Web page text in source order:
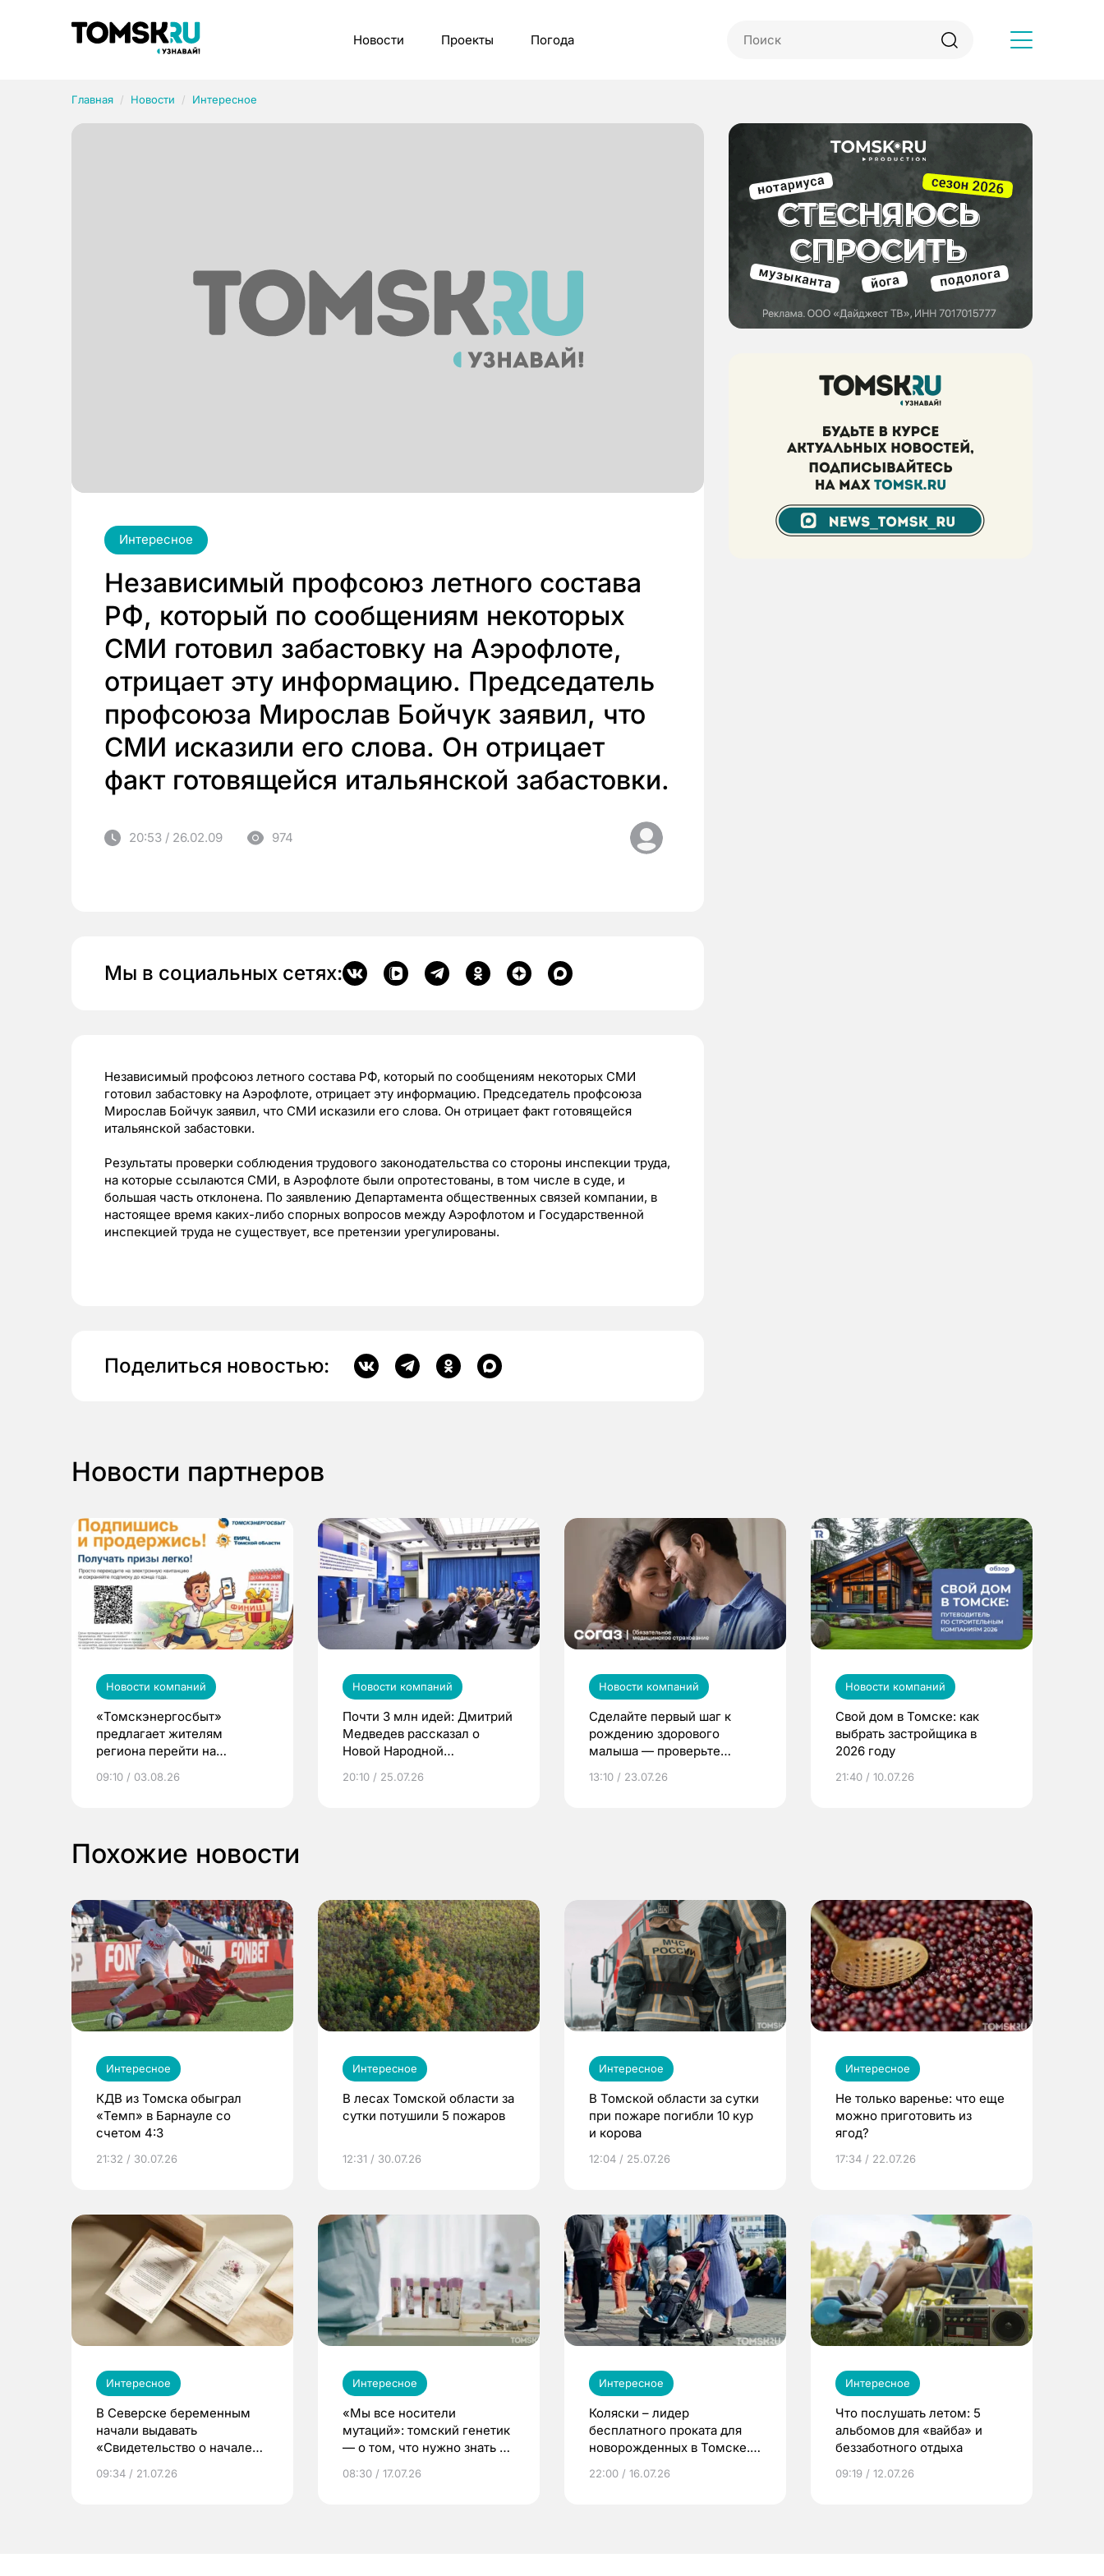
Новости Проекты Погода
Главная Новости Интересное
Интересное
Независимый профсоюз летного состава
РФ, который по сообщениям некоторых
СМИ готовил забастовку на Аэрофлоте,
отрицает эту информацию. Председатель
профсоюза Мирослав Бойчук заявил, что
СМИ исказили его слова. Он отрицает
факт готовящейся итальянской забастовки.
20:53 / 26.02.09 974
Мы в социальных сетях:
Независимый профсоюз летного состава РФ, который по сообщениям некоторых СМИ
готовил забастовку на Аэрофлоте, отрицает эту информацию. Председатель профсоюза
Мирослав Бойчук заявил, что СМИ исказили его слова. Он отрицает факт готовящейся
итальянской забастовки.
Результаты проверки соблюдения трудового законодательства со стороны инспекции труда,
на которые ссылаются СМИ, в Аэрофлоте были опротестованы, в том числе в суде, и
большая часть отклонена. По заявлению Департамента общественных связей компании, в
настоящее время каких-либо спорных вопросов между Аэрофлотом и Государственной
инспекцией труда не существует, все претензии урегулированы.
Поделиться новостью:
Новости партнеров
Новости компаний
«Томскэнергосбыт»
предлагает жителям
региона перейти на
выиграть призы
09:10 / 03.08.26
Новости компаний
Почти 3 млн идей: Дмитрий
Медведев рассказал о
Новой Народной
20:10 / 25.07.26
Новости компаний
Сделайте первый шаг к
рождению здорового
малыша — проверьте
по ОМС!
13:10 / 23.07.26
Новости компаний
Свой дом в Томске: как
выбрать застройщика в
2026 году
21:40 / 10.07.26
Похожие новости
Интересное
КДВ из Томска обыграл
«Темп» в Барнауле со
счетом 4:3
21:32 / 30.07.26
Интересное
В лесах Томской области за
сутки потушили 5 пожаров
12:31 / 30.07.26
Интересное
В Томской области за сутки
при пожаре погибли 10 кур
и корова
12:04 / 25.07.26
Интересное
Не только варенье: что еще
можно приготовить из
ягод?
17:34 / 22.07.26
Интересное
В Северске беременным
начали выдавать
«Свидетельство о начале
09:34 / 21.07.26
Интересное
«Мы все носители
мутаций»: томский генетик
— о том, что нужно знать до
08:30 / 17.07.26
Интересное
Коляски – лидер
бесплатного проката для
новорожденных в Томске.
22:00 / 16.07.26
Интересное
Что послушать летом: 5
альбомов для «вайба» и
беззаботного отдыха
09:19 / 12.07.26
Рубрики